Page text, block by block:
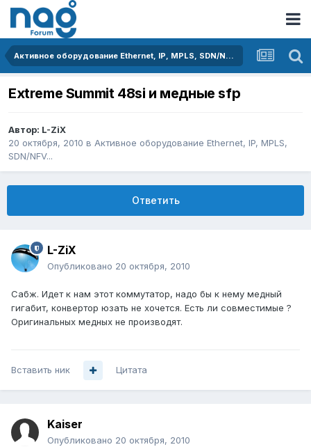
Активное оборудование Ethernet, IP, MPLS, SDN/NFV...
Extreme Summit 48si и медные sfp
Автор: L-ZiX
20 октября, 2010 в Активное оборудование Ethernet, IP, MPLS,
SDN/NFV...
Ответить
L-ZiX
Опубликовано 20 октября, 2010
Сабж. Идет к нам этот коммутатор, надо бы к нему медный
гигабит, конвертор юзать не хочется. Есть ли совместимые ?
Оригинальных медных не производят.
Вставить ник Цитата
Kaiser
Опубликовано 20 октября, 2010